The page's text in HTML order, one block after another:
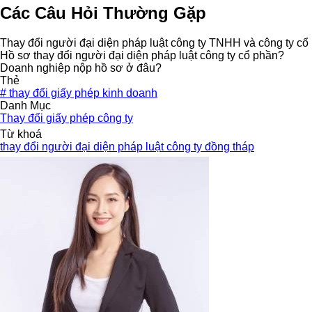
Các Câu Hỏi Thường Gặp
Thay đổi người đại diện pháp luật công ty TNHH và công ty cổ
Hồ sơ thay đổi người đại diện pháp luật công ty cổ phần?
Doanh nghiệp nộp hồ sơ ở đâu?
Thẻ
# thay đổi giấy phép kinh doanh
Danh Mục
Thay đổi giấy phép công ty
Từ khoá
thay đổi người đại diện pháp luật công ty đồng tháp